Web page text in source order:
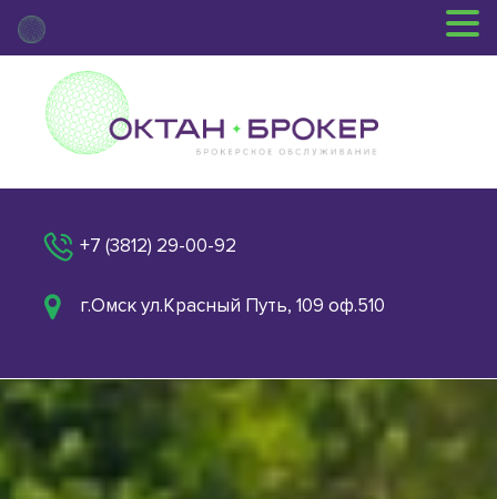
+7 (3812) 29-00-92
г.Омск ул.Красный Путь, 109 оф.510